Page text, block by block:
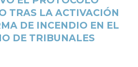
TRAS LA ACTIVACIÓN
DE INCENDIO EN EL
DE TRIBUNALES